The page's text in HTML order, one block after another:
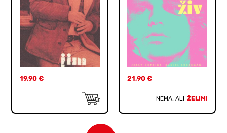
19,90€ 21,90 €
NEMA, ALI ŽELIM!